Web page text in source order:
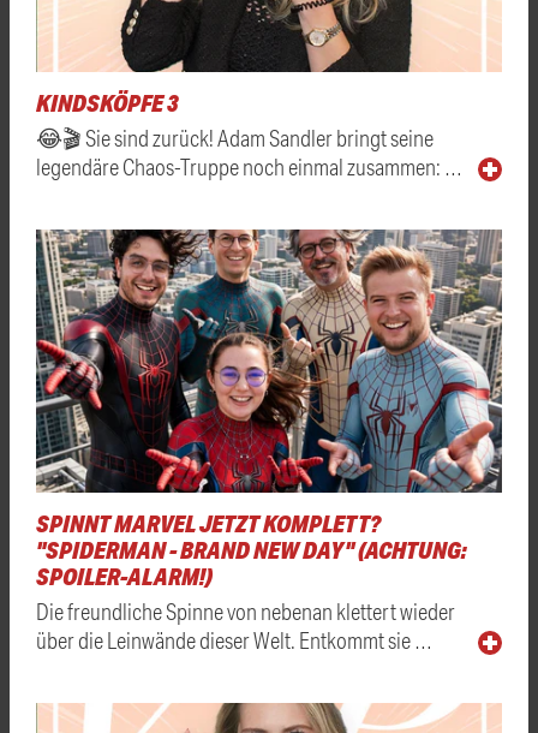
KINDSKÖPFE 3
😂🎬 Sie sind zurück! Adam Sandler bringt seine
legendäre Chaos-Truppe noch einmal zusammen: …
SPINNT MARVEL JETZT KOMPLETT?
"SPIDERMAN - BRAND NEW DAY" (ACHTUNG:
SPOILER-ALARM!)
Die freundliche Spinne von nebenan klettert wieder
über die Leinwände dieser Welt. Entkommt sie …